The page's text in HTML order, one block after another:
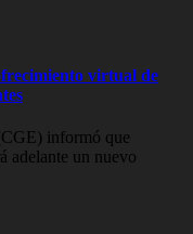
virtual de
informó que
adelante un nuevo